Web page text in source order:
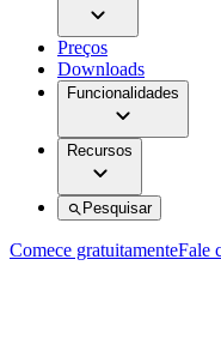
Preços
Downloads
Funcionalidades
Recursos
Pesquisar
Comece gratuitamenteFale